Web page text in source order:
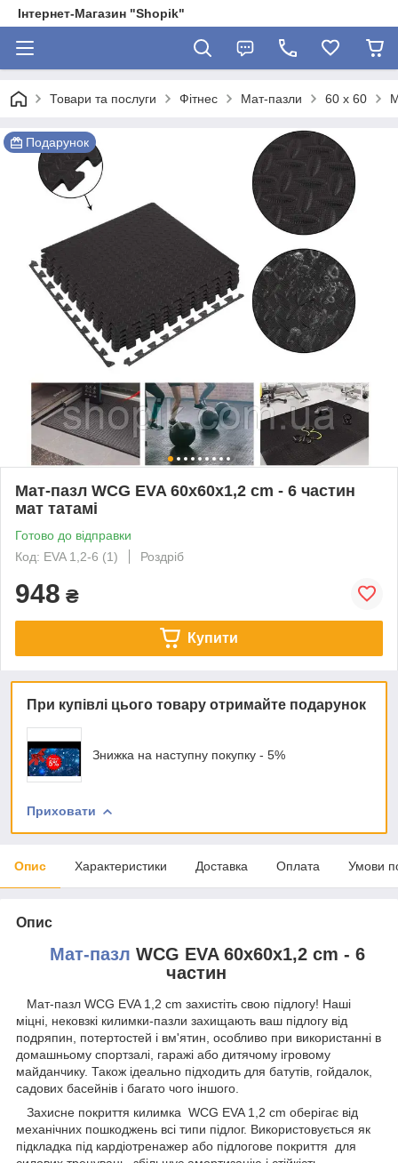
Інтернет-Магазин "Shopik"
Товари та послуги Фітнес Мат-пазли 60 х 60
Подарунок
Мат-пазл WCG EVA 60х60х1,2 cm - 6 частин
мат татамі
Готово до відправки
Код: EVA 1,2-6 (1)
Роздріб
948 ₴
Купити
При купівлі цього товару отримайте подарунок
Знижка на наступну покупку - 5%
Приховати
Опис Характеристики Доставка Оплата Умови
Опис
Мат-пазл WCG EVA 60х60х1,2 cm - 6
частин
Мат-пазл WCG EVA 1,2 cm захистіть свою підлогу! Наші
міцні, нековзкі килимки-пазли захищають ваш підлогу від
подряпин, потертостей і вм'ятин, особливо при використанні в
домашньому спортзалі, гаражі або дитячому ігровому
майданчику. Також ідеально підходить для батутів, гойдалок,
садових басейнів і багато чого іншого.
Захисне покриття килимка WCG EVA 1,2 cm оберігає від
механічних пошкоджень всі типи підлог. Використовується як
підкладка під кардіотренажер або підлогове покриття для